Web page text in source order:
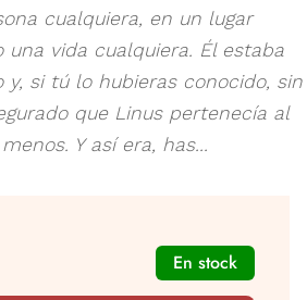
cualquiera, en un lugar
una vida cualquiera. Él estaba
y, si tú lo hubieras conocido, sin
que Linus pertenecía al
Y así era, has...
En stock